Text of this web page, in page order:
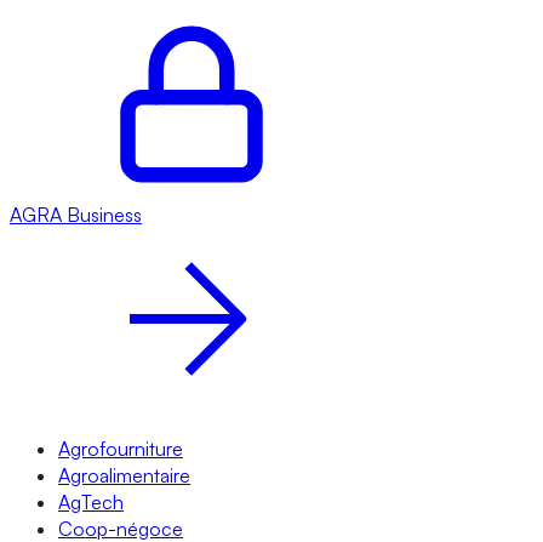
AGRA Business
Agrofourniture
Agroalimentaire
AgTech
Coop-négoce